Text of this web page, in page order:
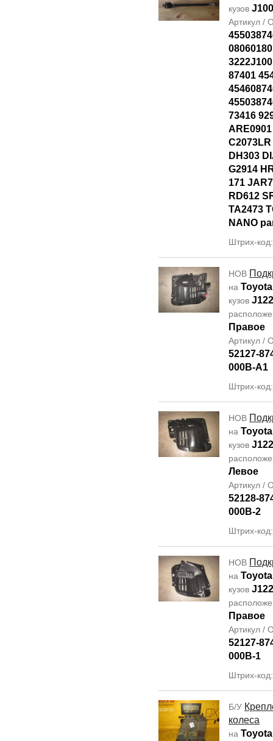
кузов
Артикул /
87401
73416
DH303
G2914
171
RD612
TA2473
NANO
Штрих-
НОВ
на
кузов
Правое
Артикул /
52127-
000B-A1
Штрих-
НОВ
на
кузов
Левое
Артикул /
52128-
000B-2
Штрих-
НОВ
на
кузов
Правое
Артикул /
52127-
000B-1
Штрих-
Б/У
колеса
на